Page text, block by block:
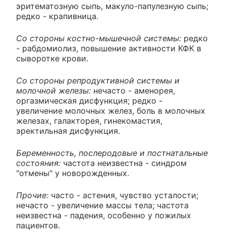
эритематозную сыпь, макуло-папулезную сыпь;
редко - крапивница.
Со стороны костно-мышечной системы: редко
- рабдомиолиз, повышение активности КФК в
сыворотке крови.
Со стороны репродуктивной системы и
молочной железы: нечасто - аменорея,
оргазмическая дисфункция; редко -
увеличение молочных желез, боль в молочных
железах, галакторея, гинекомастия,
эректильная дисфункция.
Беременность, послеродовые и постнатальные
состояния: частота неизвестна - синдром
"отмены" у новорожденных.
Прочие: часто - астения, чувство усталости;
нечасто - увеличение массы тела; частота
неизвестна - падения, особенно у пожилых
пациентов.